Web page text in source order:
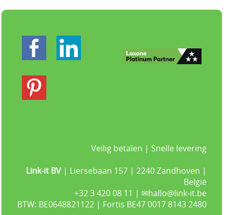
Veilig betalen | Snelle levering
Link-it BV | Liersebaan 157 | 2240 Zandhoven |
België
+32 3 420 08 11 | ✉hallo@link-it.be
BTW: BE0648821122 | Fortis BE47 0017 8143 2480